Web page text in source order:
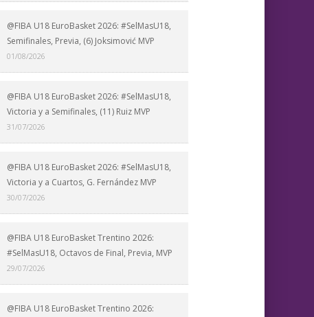
@FIBA U18 EuroBasket 2026: #SelMasU18,
Semifinales, Previa, (6) Joksimović MVP
01/08/2026
@FIBA U18 EuroBasket 2026: #SelMasU18,
Victoria y a Semifinales, (11) Ruiz MVP
31/07/2026
@FIBA U18 EuroBasket 2026: #SelMasU18,
Victoria y a Cuartos, G. Fernández MVP
30/07/2026
@FIBA U18 EuroBasket Trentino 2026:
#SelMasU18, Octavos de Final, Previa, MVP
29/07/2026
@FIBA U18 EuroBasket Trentino 2026: